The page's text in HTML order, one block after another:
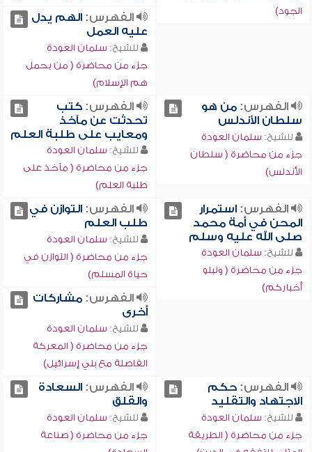
الجود)
الفهرس:الهم يدل
عليه العمل
للشيخ: سلمان العودة
جزء من محاضرة ( من يحمل
هم الإسلام)
الفهرس:من هو
سلطان الأندلس
للشيخ: سلمان العودة
جزء من محاضرة ( سلطان
الأندلس)
الفهرس:كتب
تحدثت عن مآخذ
ومعايب على طلبة العلم
للشيخ: سلمان العودة
جزء من محاضرة ( مآخذ على
طلبة العلم)
الفهرس:استمرار
المحن في أمة محمد
صلى الله عليه وسلم
للشيخ: سلمان العودة
جزء من محاضرة ( ونبلو
أخباركم)
الفهرس:التوازن في
طلب العلم
للشيخ: سلمان العودة
جزء من محاضرة ( التوازن في
حياة المسلم)
الفهرس:مشاركات
أخرى
للشيخ: سلمان العودة
جزء من محاضرة ( المعركة
الفاصلة مع بني إسرائيل)
الفهرس:حكم
الاجتهاد والتقليد
للشيخ: سلمان العودة
جزء من محاضرة ( الطريقة
الفهرس:السعادة
والقلق
للشيخ: سلمان العودة
جزء من محاضرة ( صناعة